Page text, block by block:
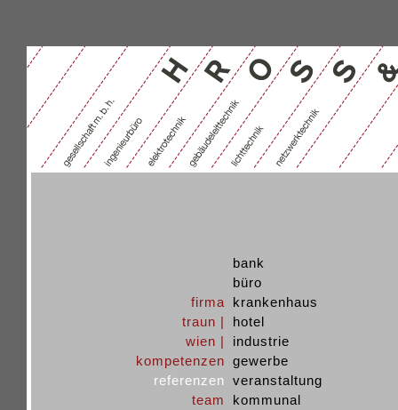
firma
traun |
wien |
kompetenzen
referenzen
bank
büro
krankenhaus
hotel
industrie
gewerbe
veranstaltung
kommunal
team